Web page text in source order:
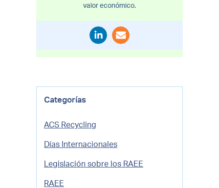
valor económico.
Categorías
ACS Recycling
Días Internacionales
Legislación sobre los RAEE
RAEE